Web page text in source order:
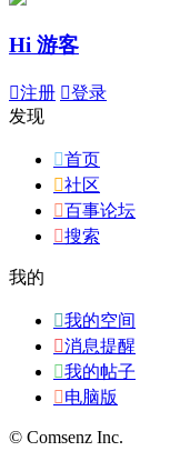
Hi 游客
注册 登录
发现
首页
社区
百事论坛
搜索
我的
我的空间
消息提醒
我的帖子
电脑版
© Comsenz Inc.